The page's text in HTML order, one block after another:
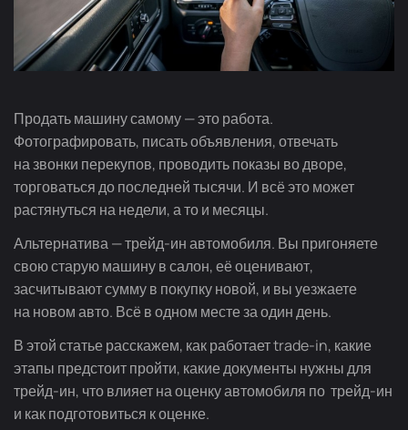
Продать машину самому — это работа.
Фотографировать, писать объявления, отвечать
на звонки перекупов, проводить показы во дворе,
торговаться до последней тысячи. И всё это может
растянуться на недели, а то и месяцы.
Альтернатива —трейд-инавтомобиля. Вы пригоняете
свою старую машину в салон, её оценивают,
засчитывают сумму в покупку новой, и вы уезжаете
на новом авто. Всё в одном месте за один день.
В этой статье расскажем, как работаетtrade-in, какие
этапы предстоит пройти, какие документы нужны для
трейд-ин, что влияет на оценку автомобиля по трейд-ин
и как подготовиться к оценке.